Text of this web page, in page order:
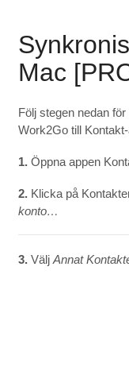
Mac
Följ stegen nedan
Work2Go till
1.Öppna appen
2.Klicka på
konto…
3.Välj Annat